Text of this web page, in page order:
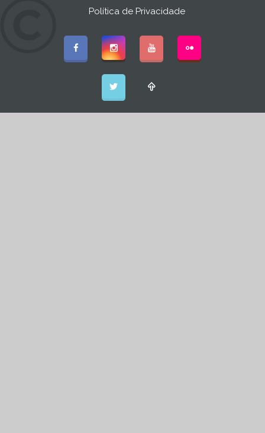
Política de Privacidade